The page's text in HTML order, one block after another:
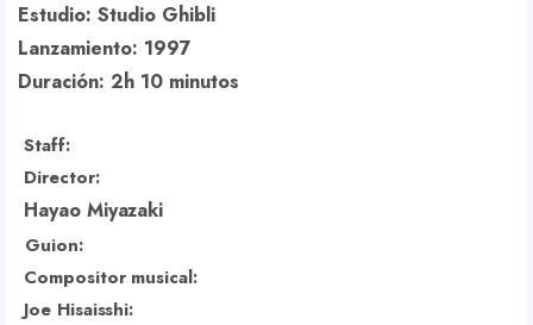
Estudio: Studio Ghibli
Lanzamiento: 1997
Duración: 2h 10 minutos
Staff:
Director:
Hayao Miyazaki
Guion:
Compositor musical:
Joe Hisaisshi: